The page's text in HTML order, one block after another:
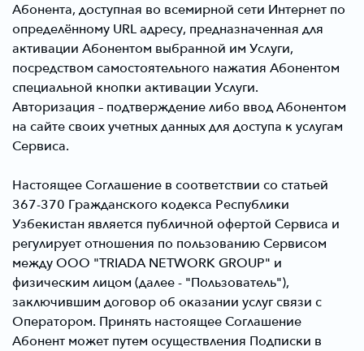
Абонента, доступная во всемирной сети Интернет по
определённому URL адресу, предназначенная для
активации Абонентом выбранной им Услуги,
посредством самостоятельного нажатия Абонентом
специальной кнопки активации Услуги.
Авторизация – подтверждение либо ввод Абонентом
на сайте своих учетных данных для доступа к услугам
Сервиса.
Настоящее Соглашение в соответствии со статьей
367-370 Гражданского кодекса Республики
Узбекистан является публичной офертой Сервиса и
регулирует отношения по пользованию Сервисом
между ООО "TRIADA NETWORK GROUP" и
физическим лицом (далее - "Пользователь"),
заключившим договор об оказании услуг связи с
Оператором. Принять настоящее Соглашение
Абонент может путем осуществления Подписки в